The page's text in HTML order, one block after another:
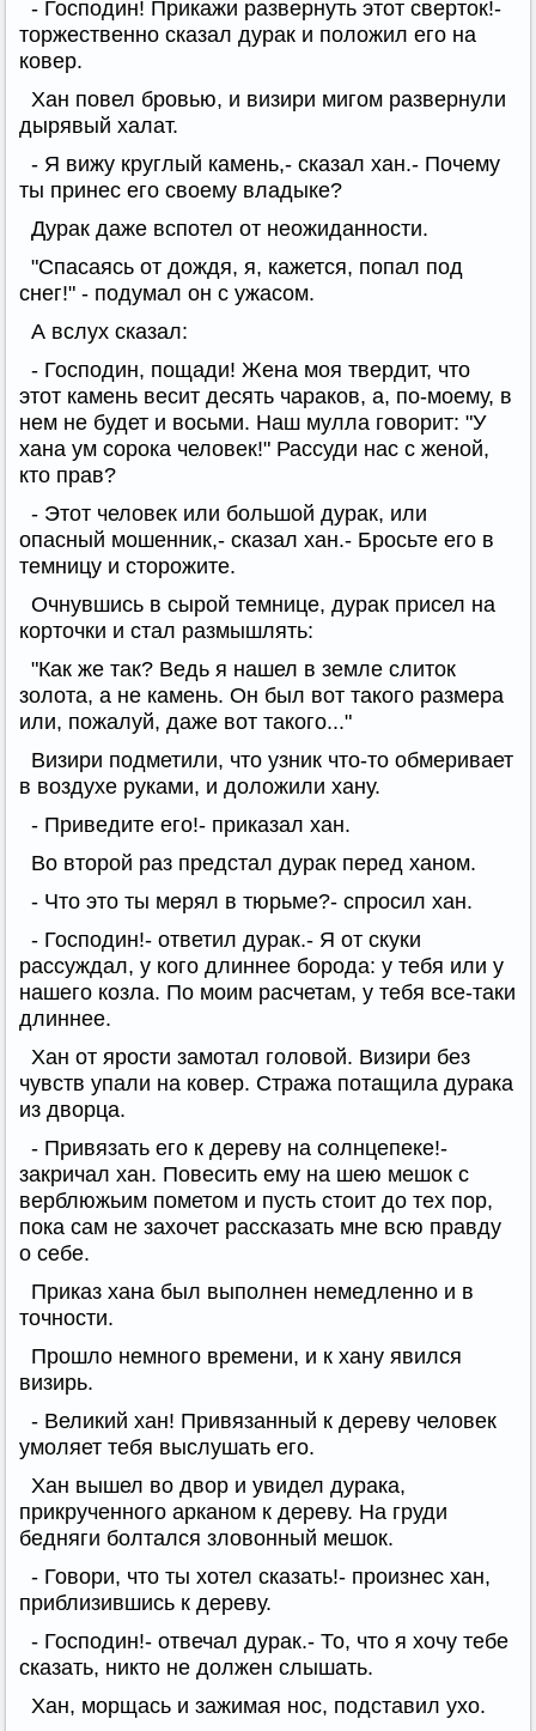
- Господин! Прикажи развернуть этот сверток!-
торжественно сказал дурак и положил его на
ковер.
Хан повел бровью, и визири мигом развернули
дырявый халат.
- Я вижу круглый камень,- сказал хан.- Почему
ты принес его своему владыке?
Дурак даже вспотел от неожиданности.
"Спасаясь от дождя, я, кажется, попал под
снег!" - подумал он с ужасом.
А вслух сказал:
- Господин, пощади! Жена моя твердит, что
этот камень весит десять чараков, а, по-моему, в
нем не будет и восьми. Наш мулла говорит: "У
хана ум сорока человек!" Рассуди нас с женой,
кто прав?
- Этот человек или большой дурак, или
опасный мошенник,- сказал хан.- Бросьте его в
темницу и сторожите.
Очнувшись в сырой темнице, дурак присел на
корточки и стал размышлять:
"Как же так? Ведь я нашел в земле слиток
золота, а не камень. Он был вот такого размера
или, пожалуй, даже вот такого..."
Визири подметили, что узник что-то обмеривает
в воздухе руками, и доложили хану.
- Приведите его!- приказал хан.
Во второй раз предстал дурак перед ханом.
- Что это ты мерял в тюрьме?- спросил хан.
- Господин!- ответил дурак.- Я от скуки
рассуждал, у кого длиннее борода: у тебя или у
нашего козла. По моим расчетам, у тебя все-таки
длиннее.
Хан от ярости замотал головой. Визири без
чувств упали на ковер. Стража потащила дурака
из дворца.
- Привязать его к дереву на солнцепеке!-
закричал хан. Повесить ему на шею мешок с
верблюжьим пометом и пусть стоит до тех пор,
пока сам не захочет рассказать мне всю правду
о себе.
Приказ хана был выполнен немедленно и в
точности.
Прошло немного времени, и к хану явился
визирь.
- Великий хан! Привязанный к дереву человек
умоляет тебя выслушать его.
Хан вышел во двор и увидел дурака,
прикрученного арканом к дереву. На груди
бедняги болтался зловонный мешок.
- Говори, что ты хотел сказать!- произнес хан,
приблизившись к дереву.
- Господин!- отвечал дурак.- То, что я хочу тебе
сказать, никто не должен слышать.
Хан, морщась и зажимая нос, подставил ухо.